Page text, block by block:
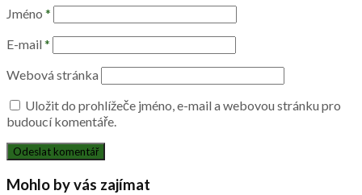
Jméno *
E-mail *
Webová stránka
Uložit do prohlížeče jméno, e-mail a webovou stránku pro
budoucí komentáře.
Mohlo by vás zajímat